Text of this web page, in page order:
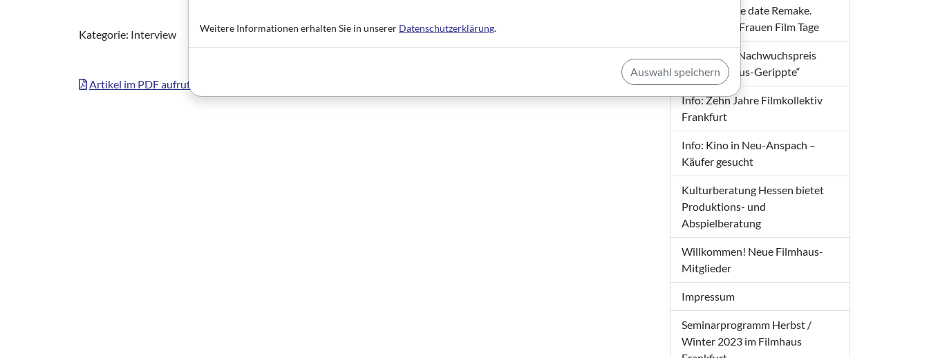
Kategorie: Interview
Artikel im PDF aufrufen
Info: Save the date Remake.
Frankfurter Frauen Film Tage
Info: Neuer Nachwuchspreis
„Das Filmhaus-Gerippte“
Info: Zehn Jahre Filmkollektiv
Frankfurt
Info: Kino in Neu-Anspach –
Käufer gesucht
Kulturberatung Hessen bietet
Produktions- und
Abspielberatung
Willkommen! Neue Filmhaus-
Mitglieder
Impressum
Seminarprogramm Herbst /
Winter 2023 im Filmhaus
Weitere Informationen erhalten Sie in unserer Datenschutzerklärung.
Auswahl speichern